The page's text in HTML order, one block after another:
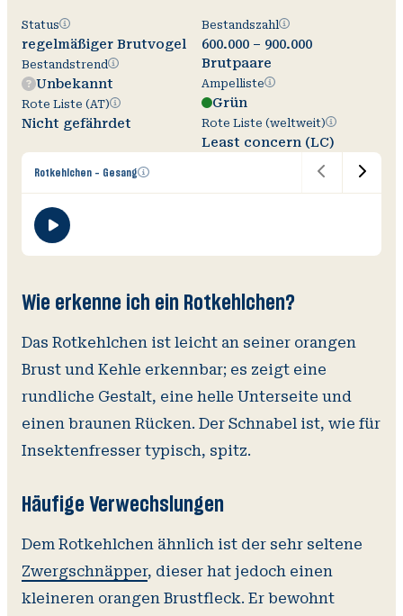
Rotkehlchen - GesangZusätzliche
StatusStatus
regelmäßiger Brutvogel
BestandstrendBestandstrend
Unbekannt
Rote Liste (AT)Rote
Liste
(AT)
Nicht gefährdet
BestandszahlBestandszahl
600.000 – 900.000
Brutpaare
AmpellisteAmpelliste
Grün
Rote Liste (weltweit)Rote
Liste
(weltweit)
Least concern (LC)
Wie erkenne ich ein Rotkehlchen?
Das Rotkehlchen ist leicht an seiner orangen
Brust und Kehle erkennbar; es zeigt eine
rundliche Gestalt, eine helle Unterseite und
einen braunen Rücken. Der Schnabel ist, wie für
Insektenfresser typisch, spitz.
Häufige Verwechslungen
Dem Rotkehlchen ähnlich ist der sehr seltene
Zwergschnäpper, dieser hat jedoch einen
kleineren orangen Brustfleck. Er bewohnt